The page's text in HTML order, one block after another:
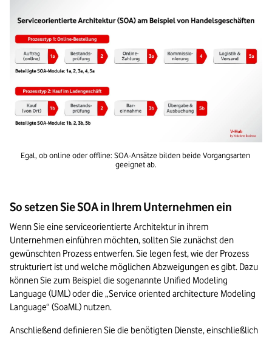
Egal, ob online oder offline: SOA-Ansätze bilden beide Vorgangsarten
geeignet ab.
So setzen Sie SOA in Ihrem Unternehmen ein
Wenn Sie eine serviceorientierte Architektur in ihrem
Unternehmen einführen möchten, sollten Sie zunächst den
gewünschten Prozess entwerfen. Sie legen fest, wie der Prozess
strukturiert ist und welche möglichen Abzweigungen es gibt. Dazu
können Sie zum Beispiel die sogenannte Unified Modeling
Language (UML) oder die „Service oriented architecture Modeling
Language“ (SoaML) nutzen.
Anschließend definieren Sie die benötigten Dienste, einschließlich